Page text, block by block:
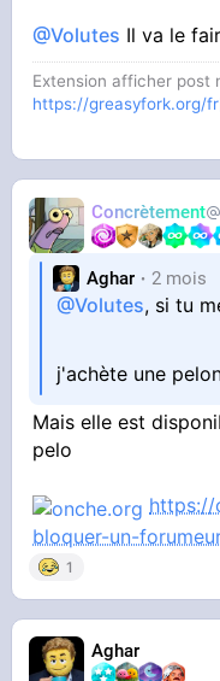
@Volutes Il va le
Extension afficher post
https://greasyfork.org/
Concrètement
Aghar 2 mois
@Volutes, si tu
j'achète une
Mais elle est
pelo
https://
bloquer-un-
1
Aghar